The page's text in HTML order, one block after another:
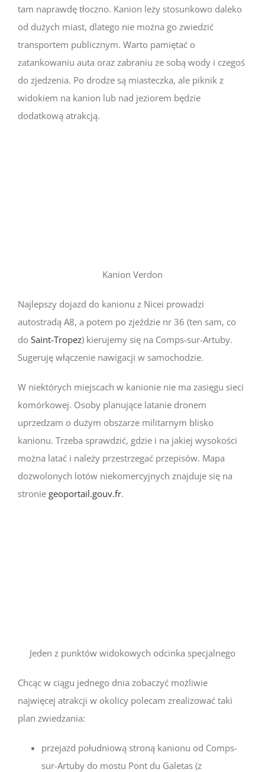
tam naprawdę tłoczno. Kanion leży stosunkowo daleko
od dużych miast, dlatego nie można go zwiedzić
transportem publicznym. Warto pamiętać o
zatankowaniu auta oraz zabraniu ze sobą wody i czegoś
do zjedzenia. Po drodze są miasteczka, ale piknik z
widokiem na kanion lub nad jeziorem będzie
dodatkową atrakcją.
Kanion Verdon
Najlepszy dojazd do kanionu z Nicei prowadzi
autostradą A8, a potem po zjeździe nr 36 (ten sam, co
do Saint-Tropez) kierujemy się na Comps-sur-Artuby.
Sugeruję włączenie nawigacji w samochodzie.
W niektórych miejscach w kanionie nie ma zasięgu sieci
komórkowej. Osoby planujące latanie dronem
uprzedzam o dużym obszarze militarnym blisko
kanionu. Trzeba sprawdzić, gdzie i na jakiej wysokości
można latać i należy przestrzegać przepisów. Mapa
dozwolonych lotów niekomercyjnych znajduje się na
stronie geoportail.gouv.fr.
Jeden z punktów widokowych odcinka specjalnego
Chcąc w ciągu jednego dnia zobaczyć możliwie
najwięcej atrakcji w okolicy polecam zrealizować taki
plan zwiedzania:
przejazd południową stroną kanionu od Comps-
sur-Artuby do mostu Pont du Galetas (z